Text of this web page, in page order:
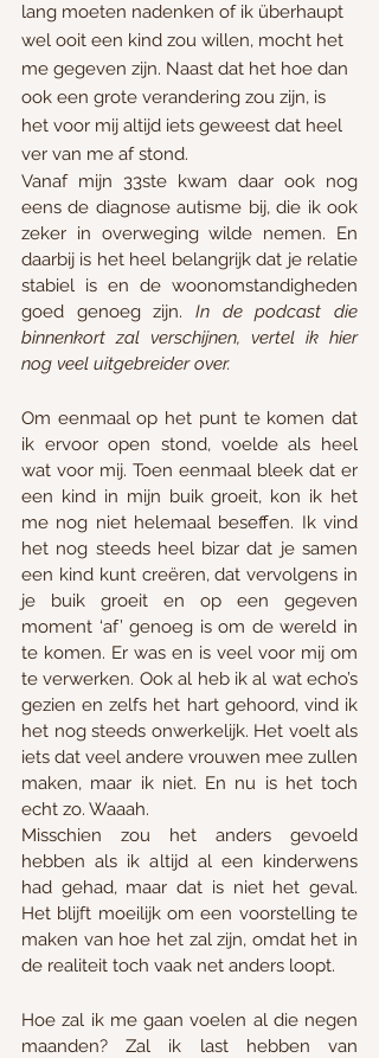
lang moeten nadenken of ik überhaupt
wel ooit een kind zou willen, mocht het
me gegeven zijn. Naast dat het hoe dan
ook een grote verandering zou zijn, is
het voor mij altijd iets geweest dat heel
ver van me af stond.
Vanaf mijn 33ste kwam daar ook nog
eens de diagnose autisme bij, die ik ook
zeker in overweging wilde nemen. En
daarbij is het heel belangrijk dat je relatie
stabiel is en de woonomstandigheden
goed genoeg zijn. In de podcast die
binnenkort zal verschijnen, vertel ik hier
nog veel uitgebreider over.
Om eenmaal op het punt te komen dat
ik ervoor open stond, voelde als heel
wat voor mij. Toen eenmaal bleek dat er
een kind in mijn buik groeit, kon ik het
me nog niet helemaal beseffen. Ik vind
het nog steeds heel bizar dat je samen
een kind kunt creëren, dat vervolgens in
je buik groeit en op een gegeven
moment ‘af’ genoeg is om de wereld in
te komen. Er was en is veel voor mij om
te verwerken. Ook al heb ik al wat echo’s
gezien en zelfs het hart gehoord, vind ik
het nog steeds onwerkelijk. Het voelt als
iets dat veel andere vrouwen mee zullen
maken, maar ik niet. En nu is het toch
echt zo. Waaah.
Misschien zou het anders gevoeld
hebben als ik altijd al een kinderwens
had gehad, maar dat is niet het geval.
Het blijft moeilijk om een voorstelling te
maken van hoe het zal zijn, omdat het in
de realiteit toch vaak net anders loopt.
Hoe zal ik me gaan voelen al die negen
maanden? Zal ik last hebben van